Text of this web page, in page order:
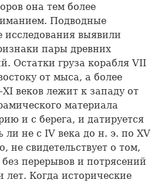
она тем более
Подводные
исследования выявили
пары древних
Остатки груза корабля VII
от мыса, а более
веков лежит к западу от
материала
и с берега, и датируется
ли не с IV века до н. э. по XV
не свидетельствует о том,
перерывов и потрясений
лет. Когда исторические